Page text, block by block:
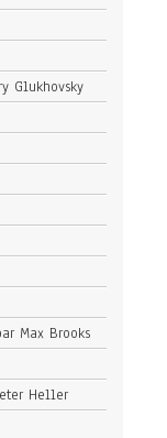
Glukhovsky
Max Brooks
Heller